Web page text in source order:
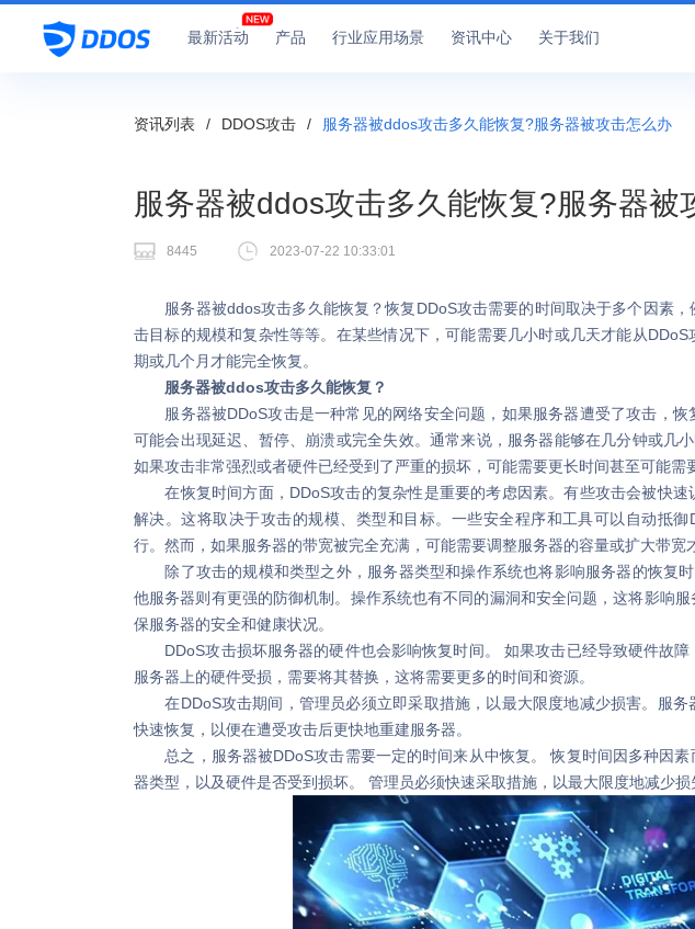
最新活动 产品 行业应用场景 资讯中心 关于我们
资讯列表 / DDOS攻击 / 服务器被ddos攻击多久能恢复?服务器被攻击怎么办
服务器被ddos攻击多久能恢复?服务器被
8445 2023-07-22 10:33:01
服务器被ddos攻击多久能恢复？恢复DDoS攻击需要的时间取决于多个因素，
击目标的规模和复杂性等等。在某些情况下，可能需要几小时或几天才能从
期或几个月才能完全恢复。
服务器被ddos攻击多久能恢复？
服务器被DDoS攻击是一种常见的网络安全问题，如果服务器遭受了攻击，恢
可能会出现延迟、暂停、崩溃或完全失效。通常来说，服务器能够在几分钟或几
如果攻击非常强烈或者硬件已经受到了严重的损坏，可能需要更长时间甚至可能需
在恢复时间方面，DDoS攻击的复杂性是重要的考虑因素。有些攻击会被快速
解决。这将取决于攻击的规模、类型和目标。一些安全程序和工具可以自动抵
行。然而，如果服务器的带宽被完全充满，可能需要调整服务器的容量或扩大带宽
除了攻击的规模和类型之外，服务器类型和操作系统也将影响服务器的恢复
他服务器则有更强的防御机制。操作系统也有不同的漏洞和安全问题，这将影响
保服务器的安全和健康状况。
DDoS攻击损坏服务器的硬件也会影响恢复时间。 如果攻击已经导致硬件故障
服务器上的硬件受损，需要将其替换，这将需要更多的时间和资源。
在DDoS攻击期间，管理员必须立即采取措施，以最大限度地减少损害。服务
快速恢复，以便在遭受攻击后更快地重建服务器。
总之，服务器被DDoS攻击需要一定的时间来从中恢复。 恢复时间因多种因素
器类型，以及硬件是否受到损坏。 管理员必须快速采取措施，以最大限度地减少损